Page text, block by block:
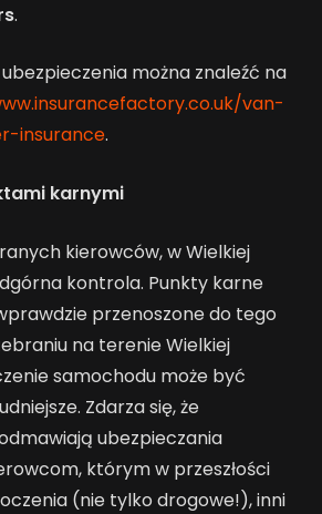
.
można znaleźć na
van-
insurance.
karnymi
kierowców, w Wielkiej
kontrola. Punkty karne
przenoszone do tego
na terenie Wielkiej
samochodu może być
Zdarza się, że
ubezpieczania
którym w przeszłości
(nie tylko drogowe!), inni